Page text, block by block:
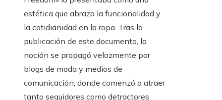
estética que abraza la funcionalidad y
la cotidianidad en la ropa. Tras la
publicación de este documento, la
noción se propagó velozmente por
blogs de moda y medios de
comunicación, donde comenzó a atraer
tanto seguidores como detractores.